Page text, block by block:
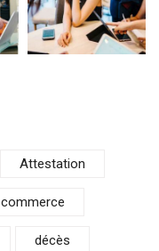
Attestation
commerce
décès